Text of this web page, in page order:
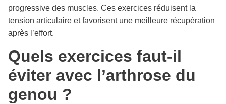
progressive des muscles. Ces exercices réduisent la
tension articulaire et favorisent une meilleure récupération
après l’effort.
Quels exercices faut-il
éviter avec l’arthrose du
genou ?